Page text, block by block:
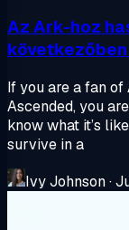
Az Ark-hoz
If you are a fan
Ascended, you
know what it’s
survive in a
Ivy Johnson·